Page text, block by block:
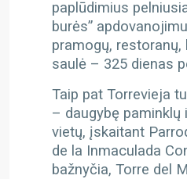
paplūdimius
burės”
pramogų, restoranų,
saulė – 325 dienas
Taip pat Torrevieja
– daugybę paminklų
vietų, įskaitant
de la Inmaculada
bažnyčia, Torre del